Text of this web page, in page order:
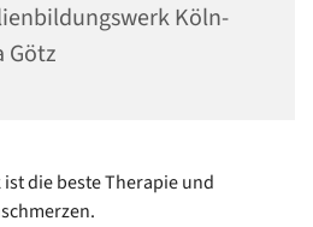
Köln-
Götz
die beste Therapie und